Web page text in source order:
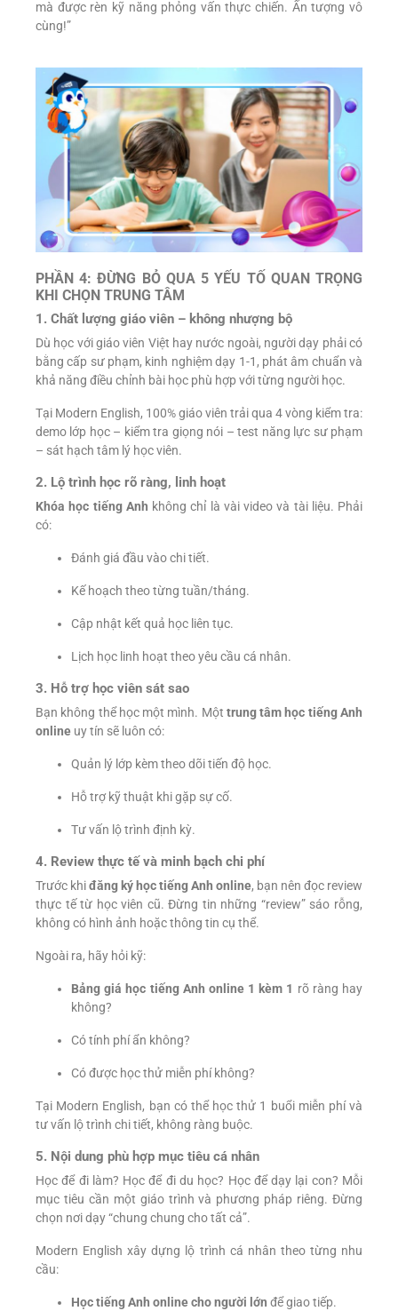
mà được rèn kỹ năng phỏng vấn thực chiến. Ấn tượng vô
cùng!”
PHẦN 4: ĐỪNG BỎ QUA 5 YẾU TỐ QUAN TRỌNG
KHI CHỌN TRUNG TÂM
1. Chất lượng giáo viên – không nhượng bộ
Dù học với giáo viên Việt hay nước ngoài, người dạy phải có
bằng cấp sư phạm, kinh nghiệm dạy 1-1, phát âm chuẩn và
khả năng điều chỉnh bài học phù hợp với từng người học.
Tại Modern English, 100% giáo viên trải qua 4 vòng kiểm tra:
demo lớp học – kiểm tra giọng nói – test năng lực sư phạm
– sát hạch tâm lý học viên.
2. Lộ trình học rõ ràng, linh hoạt
Khóa học tiếng Anh không chỉ là vài video và tài liệu. Phải
có:
Đánh giá đầu vào chi tiết.
Kế hoạch theo từng tuần/tháng.
Cập nhật kết quả học liên tục.
Lịch học linh hoạt theo yêu cầu cá nhân.
3. Hỗ trợ học viên sát sao
Bạn không thể học một mình. Một trung tâm học tiếng Anh
online uy tín sẽ luôn có:
Quản lý lớp kèm theo dõi tiến độ học.
Hỗ trợ kỹ thuật khi gặp sự cố.
Tư vấn lộ trình định kỳ.
4. Review thực tế và minh bạch chi phí
Trước khiđăng ký học tiếng Anh online, bạn nên đọc review
thực tế từ học viên cũ. Đừng tin những “review” sáo rỗng,
không có hình ảnh hoặc thông tin cụ thể.
Ngoài ra, hãy hỏi kỹ:
Bảng giá học tiếng Anh online 1 kèm 1 rõ ràng hay
không?
Có tính phí ẩn không?
Có được học thử miễn phí không?
Tại Modern English, bạn có thể học thử 1 buổi miễn phí và
tư vấn lộ trình chi tiết, không ràng buộc.
5. Nội dung phù hợp mục tiêu cá nhân
Học để đi làm? Học để đi du học? Học để dạy lại con? Mỗi
mục tiêu cần một giáo trình và phương pháp riêng. Đừng
chọn nơi dạy “chung chung cho tất cả”.
Modern English xây dựng lộ trình cá nhân theo từng nhu
cầu:
Học tiếng Anh online cho người lớn để giao tiếp.